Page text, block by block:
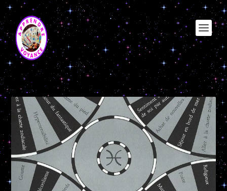
Étiquette :radhiestesie charte